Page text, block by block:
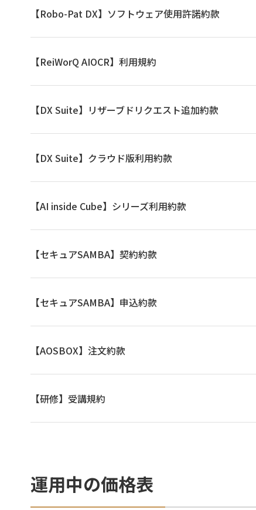
【Robo-Pat DX】ソフトウェア使用許諾約款
【ReiWorQ AIOCR】利用規約
【DX Suite】リザーブドリクエスト追加約款
【DX Suite】クラウド版利用約款
【AI inside Cube】シリーズ利用約款
【セキュアSAMBA】契約約款
【セキュアSAMBA】申込約款
【AOSBOX】注文約款
【研修】受講規約
運用中の価格表